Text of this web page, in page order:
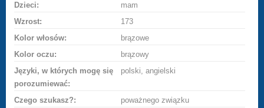
Dzieci:
mam
Wzrost:
173
Kolor włosów:
brązowe
Kolor oczu:
brązowy
Języki, w których mogę się
porozumiewać:
polski, angielski
Czego szukasz?: poważnego związku